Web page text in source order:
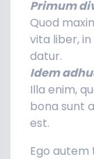
Primum
Quod
vita liber,
datur.
Idem
Illa enim,
bona sunt
est.
Ego autem